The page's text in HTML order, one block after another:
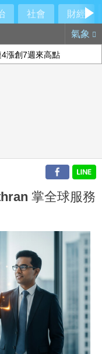
社會
財經
氣象
漲創7週來高點
掌全球服務